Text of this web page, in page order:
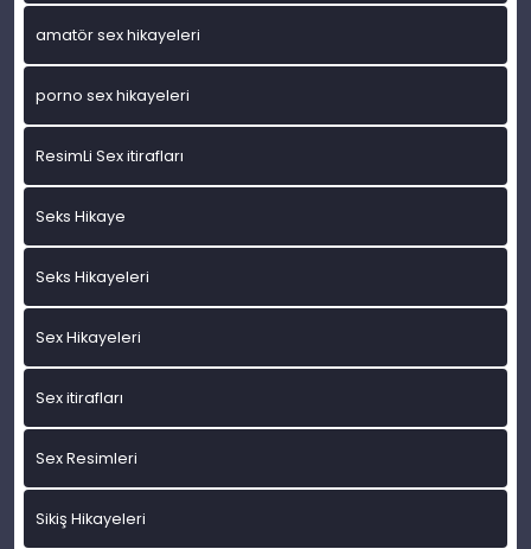
amatör sex hikayeleri
porno sex hikayeleri
ResimLi Sex itirafları
Seks Hikaye
Seks Hikayeleri
Sex Hikayeleri
Sex itirafları
Sex Resimleri
Sikiş Hikayeleri